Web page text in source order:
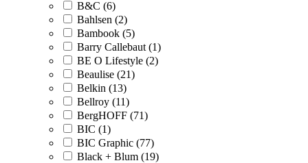
B&C (6)
Bahlsen (2)
Bambook (5)
Barry Callebaut (1)
BE O Lifestyle (2)
Beaulise (21)
Belkin (13)
Bellroy (11)
BergHOFF (71)
BIC (1)
BIC Graphic (77)
Black + Blum (19)